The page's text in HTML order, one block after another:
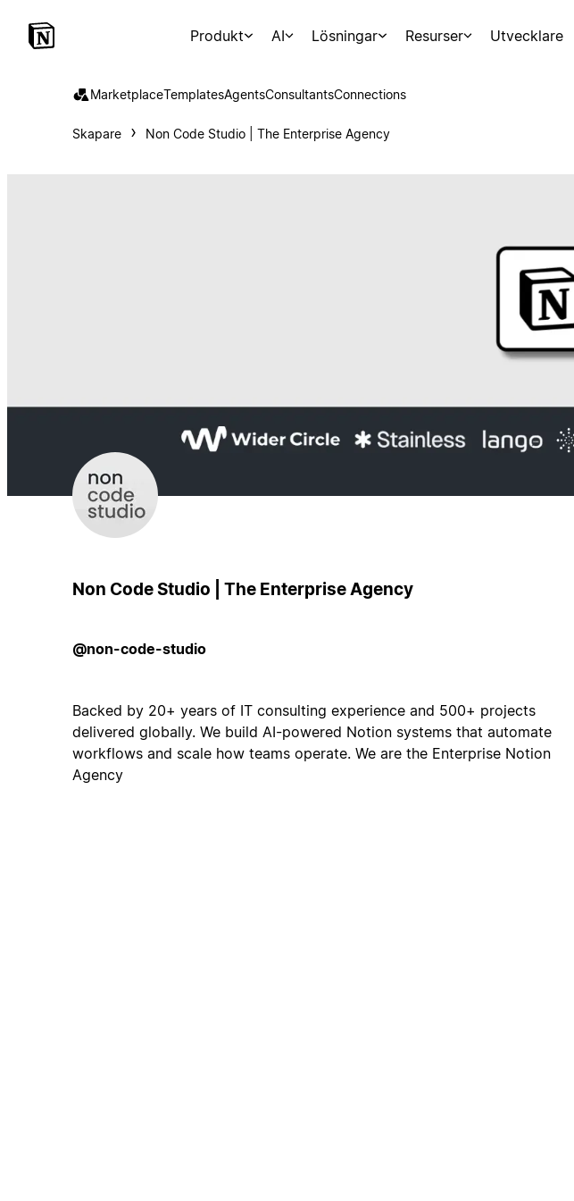
Produkt AI Lösningar Resurser Utvecklare
MarketplaceTemplatesAgentsConsultantsConnections
Skapare Non Code Studio | The Enterprise Agency
Non Code Studio | The Enterprise Agency
@non-code-studio
Backed by 20+ years of IT consulting experience and 500+ projects
delivered globally. We build AI-powered Notion systems that automate
workflows and scale how teams operate. We are the Enterprise Notion
Agency